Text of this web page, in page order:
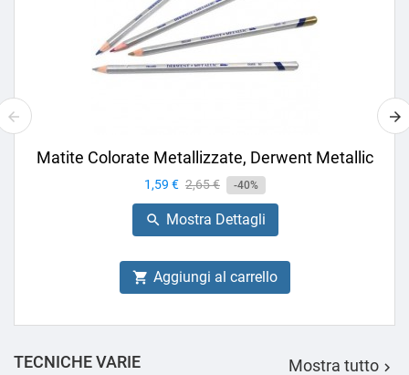
Matite Colorate Metallizzate, Derwent Metallic
Prezzo
1,59 € Prezzo
base
2,65 € -40%
 Mostra Dettagli
 Aggiungi al carrello
TECNICHE VARIE Mostra tutto 